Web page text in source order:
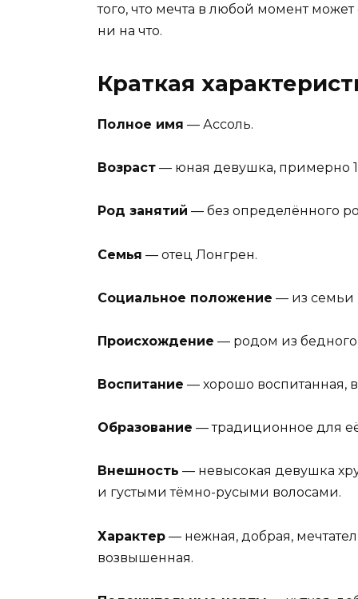
того, что мечта в любой момент
ни на что.
Краткая
Полное имя — Ассоль.
Возраст — юная девушка, примерно
Род занятий — без определённого
Семья — отец Лонгрен.
Социальное положение — из семьи
Происхождение — родом из бедного
Воспитание — хорошо воспитанная,
Образование — традиционное для
Внешность — невысокая девушка
и густыми тёмно-русыми волосами.
Характер — нежная, добрая,
возвышенная.